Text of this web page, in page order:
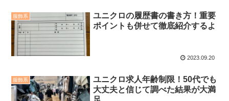
服飾系
ユニクロの履歴書の書き方！重要
ポイントも併せて徹底紹介するよ
2023.09.20
服飾系
ユニクロ求人年齢制限！50代でも
大丈夫と信じて調べた結果が大満